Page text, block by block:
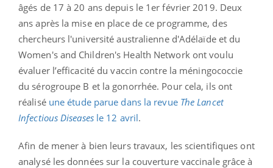
âgés de 17 à 20 ans depuis le 1er février 2019. Deux
ans après la mise en place de ce programme, des
chercheurs l'université australienne d'Adélaïde et du
Women's and Children's Health Network ont voulu
évaluer l’efficacité du vaccin contre la méningococcie
du sérogroupe B et la gonorrhée. Pour cela, ils ont
réalisé une étude parue dans la revue The Lancet
Infectious Diseasesle 12 avril.
Afin de mener à bien leurs travaux, les scientifiques ont
analysé les données sur la couverture vaccinale grâce à